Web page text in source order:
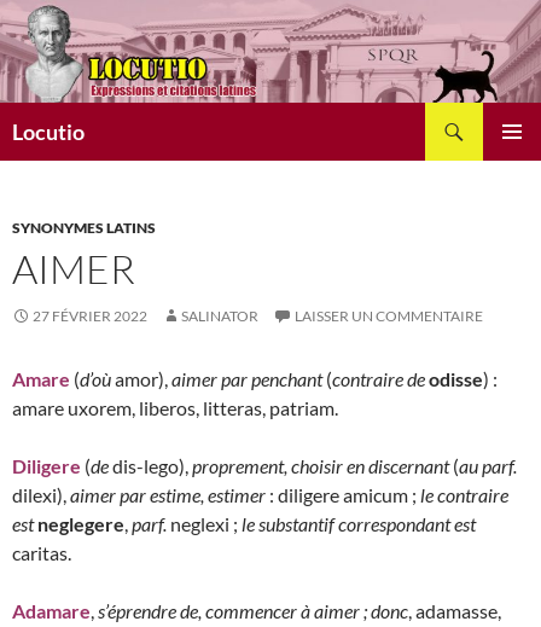
Aller
au
contenu
Locutio
SYNONYMES LATINS
AIMER
27 FÉVRIER 2022 SALINATOR LAISSER UN COMMENTAIRE
Amare (d’oùamor),aimer par penchant(contraire deodisse) :
amare uxorem, liberos, litteras, patriam.
Diligere (dedis-lego),proprement, choisir en discernant(au parf.
dilexi),aimer par estime, estimer : diligere amicum ; le contraire
est neglegere,parf. neglexi ; le substantif correspondant est
caritas.
Adamare,s’éprendre de, commencer à aimer ; donc, adamasse,